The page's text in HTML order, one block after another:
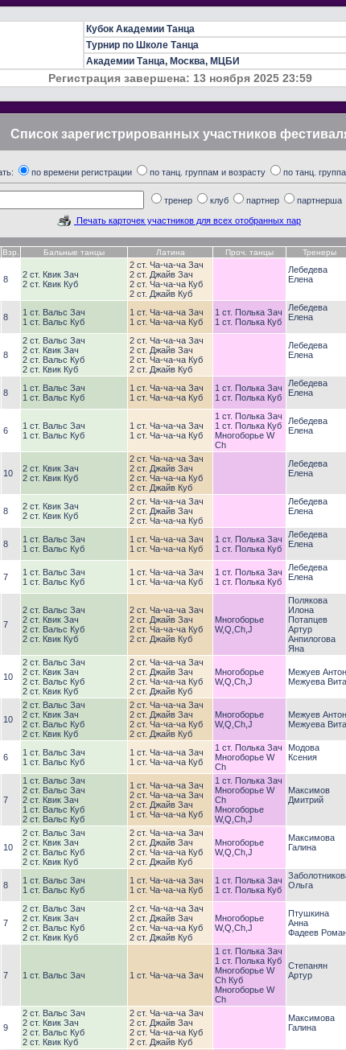
Кубок Академии Танца
Турнир по Школе Танца
Академии Танца, Москва, МЦБИ
Регистрация завершена: 13 ноября 2025 23:59
Список зарегистрированных участников
по времени регистрации по танц. группам и возрасту по танц.
тренер клуб партнер партнерша
Печать карточек участников для всех отобранных пар
Взр. Бальные танцы Латина Проч. танцы Тренеры
8
2 ст. Квик Зач
2 ст. Квик Куб
2 ст. Ча-ча-ча Зач
2 ст. Джайв Зач
2 ст. Ча-ча-ча Куб
2 ст. Джайв Куб
Лебедева
Елена
8
1 ст. Вальс Зач
1 ст. Вальс Куб
1 ст. Ча-ча-ча Зач
1 ст. Ча-ча-ча Куб
1 ст. Полька Зач
1 ст. Полька Куб
Лебедева
Елена
8
2 ст. Вальс Зач
2 ст. Квик Зач
2 ст. Вальс Куб
2 ст. Квик Куб
2 ст. Ча-ча-ча Зач
2 ст. Джайв Зач
2 ст. Ча-ча-ча Куб
2 ст. Джайв Куб
Лебедева
Елена
8
1 ст. Вальс Зач
1 ст. Вальс Куб
1 ст. Ча-ча-ча Зач
1 ст. Ча-ча-ча Куб
1 ст. Полька Зач
1 ст. Полька Куб
Лебедева
Елена
6
1 ст. Вальс Зач
1 ст. Вальс Куб
1 ст. Ча-ча-ча Зач
1 ст. Ча-ча-ча Куб
1 ст. Полька Зач
1 ст. Полька Куб
Многоборье W
Ch
Лебедева
Елена
10
2 ст. Квик Зач
2 ст. Квик Куб
2 ст. Ча-ча-ча Зач
2 ст. Джайв Зач
2 ст. Ча-ча-ча Куб
2 ст. Джайв Куб
Лебедева
Елена
8
2 ст. Квик Зач
2 ст. Квик Куб
2 ст. Ча-ча-ча Зач
2 ст. Джайв Зач
2 ст. Ча-ча-ча Куб
Лебедева
Елена
8
1 ст. Вальс Зач
1 ст. Вальс Куб
1 ст. Ча-ча-ча Зач
1 ст. Ча-ча-ча Куб
1 ст. Полька Зач
1 ст. Полька Куб
Лебедева
Елена
7
1 ст. Вальс Зач
1 ст. Вальс Куб
1 ст. Ча-ча-ча Зач
1 ст. Ча-ча-ча Куб
1 ст. Полька Зач
1 ст. Полька Куб
Лебедева
Елена
7
2 ст. Вальс Зач
2 ст. Квик Зач
2 ст. Вальс Куб
2 ст. Квик Куб
2 ст. Ча-ча-ча Зач
2 ст. Джайв Зач
2 ст. Ча-ча-ча Куб
2 ст. Джайв Куб
Многоборье
W,Q,Ch,J
Полякова
Илона
Потапцев
Артур
Анпилогова
Яна
10
2 ст. Вальс Зач
2 ст. Квик Зач
2 ст. Вальс Куб
2 ст. Квик Куб
2 ст. Ча-ча-ча Зач
2 ст. Джайв Зач
2 ст. Ча-ча-ча Куб
2 ст. Джайв Куб
Многоборье
W,Q,Ch,J
Межуев Антон
Межуева Вита
10
2 ст. Вальс Зач
2 ст. Квик Зач
2 ст. Вальс Куб
2 ст. Квик Куб
2 ст. Ча-ча-ча Зач
2 ст. Джайв Зач
2 ст. Ча-ча-ча Куб
2 ст. Джайв Куб
Многоборье
W,Q,Ch,J
Межуев Антон
Межуева Вита
6
1 ст. Вальс Зач
1 ст. Вальс Куб
1 ст. Ча-ча-ча Зач
1 ст. Ча-ча-ча Куб
1 ст. Полька Зач
Многоборье W
Ch
Модова
Ксения
7
1 ст. Вальс Зач
2 ст. Вальс Зач
2 ст. Квик Зач
1 ст. Вальс Куб
2 ст. Вальс Куб
1 ст. Ча-ча-ча Зач
2 ст. Ча-ча-ча Зач
2 ст. Джайв Зач
1 ст. Ча-ча-ча Куб
1 ст. Полька Зач
Многоборье W
Ch
Многоборье
W,Q,Ch,J
Максимов
Дмитрий
10
2 ст. Вальс Зач
2 ст. Квик Зач
2 ст. Вальс Куб
2 ст. Квик Куб
2 ст. Ча-ча-ча Зач
2 ст. Джайв Зач
2 ст. Ча-ча-ча Куб
2 ст. Джайв Куб
Многоборье
W,Q,Ch,J
Максимова
Галина
8
1 ст. Вальс Зач
1 ст. Вальс Куб
1 ст. Ча-ча-ча Зач
1 ст. Ча-ча-ча Куб
1 ст. Полька Зач
1 ст. Полька Куб
Ольга
7
2 ст. Вальс Зач
2 ст. Квик Зач
2 ст. Вальс Куб
2 ст. Квик Куб
2 ст. Ча-ча-ча Зач
2 ст. Джайв Зач
2 ст. Ча-ча-ча Куб
2 ст. Джайв Куб
Многоборье
W,Q,Ch,J
Птушкина
Анна
Фадеев
7 1 ст. Вальс Зач 1 ст. Ча-ча-ча Зач
1 ст. Полька Зач
1 ст. Полька Куб
Многоборье W
Ch Куб
Многоборье W
Ch
Степанян
Артур
9
2 ст. Вальс Зач
2 ст. Квик Зач
2 ст. Вальс Куб
2 ст. Квик Куб
2 ст. Ча-ча-ча Зач
2 ст. Джайв Зач
2 ст. Ча-ча-ча Куб
2 ст. Джайв Куб
Максимова
Галина